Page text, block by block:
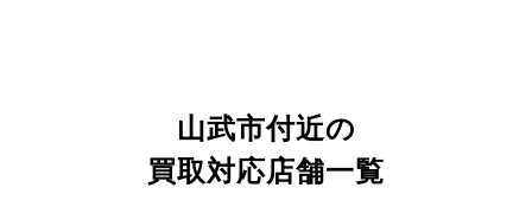
山武市付近の
買取対応店舗一覧